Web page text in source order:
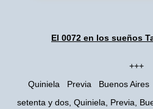
El 0072 en los sueños
+++
Quiniela Previa Buenos Aires
setenta y dos, Quiniela, Previa,